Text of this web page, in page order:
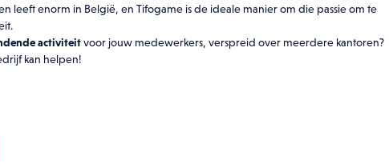
leeft enorm in België, en Tifogame is de ideale manier om die passie om te
activiteitvoor jouw medewerkers, verspreid over meerdere kantoren?
kan helpen!
Ik ga akkoord dat mijn gegevens gebruikt worden zoals beschreven in de